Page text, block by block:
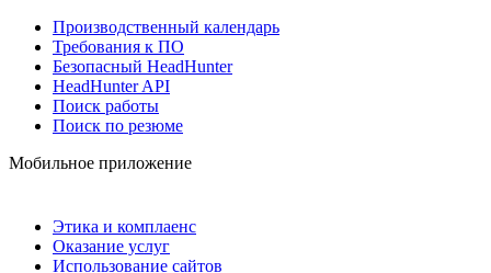
Производственный календарь
Требования к ПО
Безопасный HeadHunter
HeadHunter API
Поиск работы
Поиск по резюме
Мобильное приложение
Этика и комплаенс
Оказание услуг
Использование сайтов